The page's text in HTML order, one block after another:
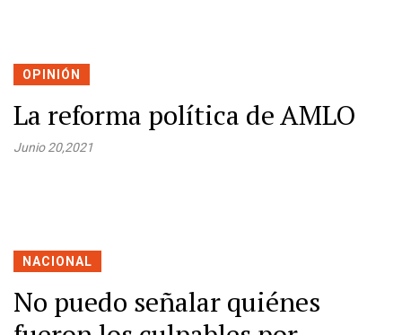
OPINIÓN
La reforma política de AMLO
Junio 20,2021
NACIONAL
No puedo señalar quiénes